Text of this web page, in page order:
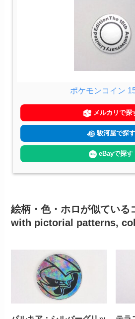
ポケモンコイン
メルカリで探
駿河屋で探す
eBayで探す
絵柄・色・ホロが似ている
with pictorial patterns,